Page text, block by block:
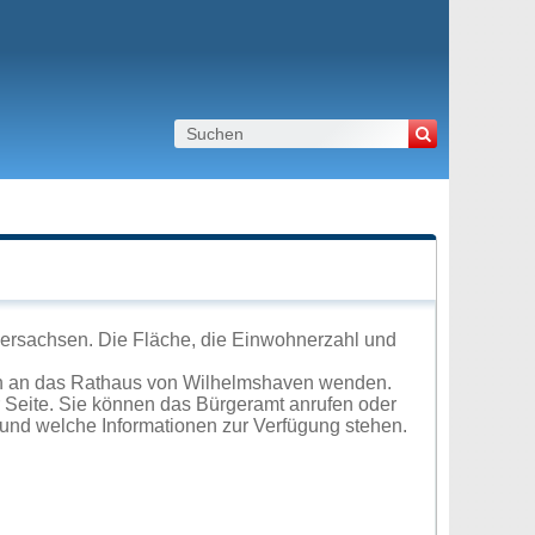
Die Fläche, die Einwohnerzahl und
das Rathaus von Wilhelmshaven wenden.
Sie können das Bürgeramt anrufen oder
welche Informationen zur Verfügung stehen.